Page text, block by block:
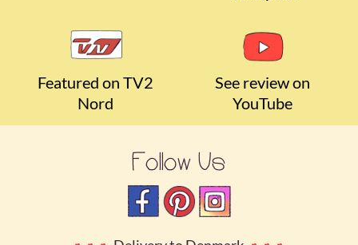
Featured on TV2
Nord
See review on
YouTube
Follow Us